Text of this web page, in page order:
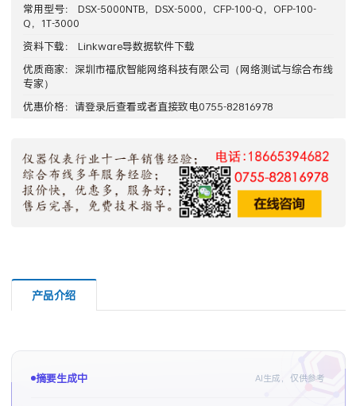
常用型号： DSX-5000NTB， DSX-5000， CFP-100-Q， OFP-100-
Q， 1T-3000
资料下载： Linkware导数据软件下载
优质商家： 深圳市福欣智能网络科技有限公司 （网络测试与综合布线
专家）
优惠价格：请登录后查看或者直接致电0755-82816978
产品介绍
摘要生成中 AI生成，仅供参考